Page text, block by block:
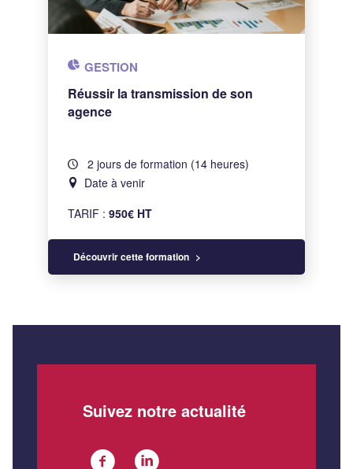
GESTION
Réussir la transmission de son
agence
2 jours de formation (14 heures)
Date à venir
TARIF :950€ HT
Découvrir cette formation
Suivez notre actualité